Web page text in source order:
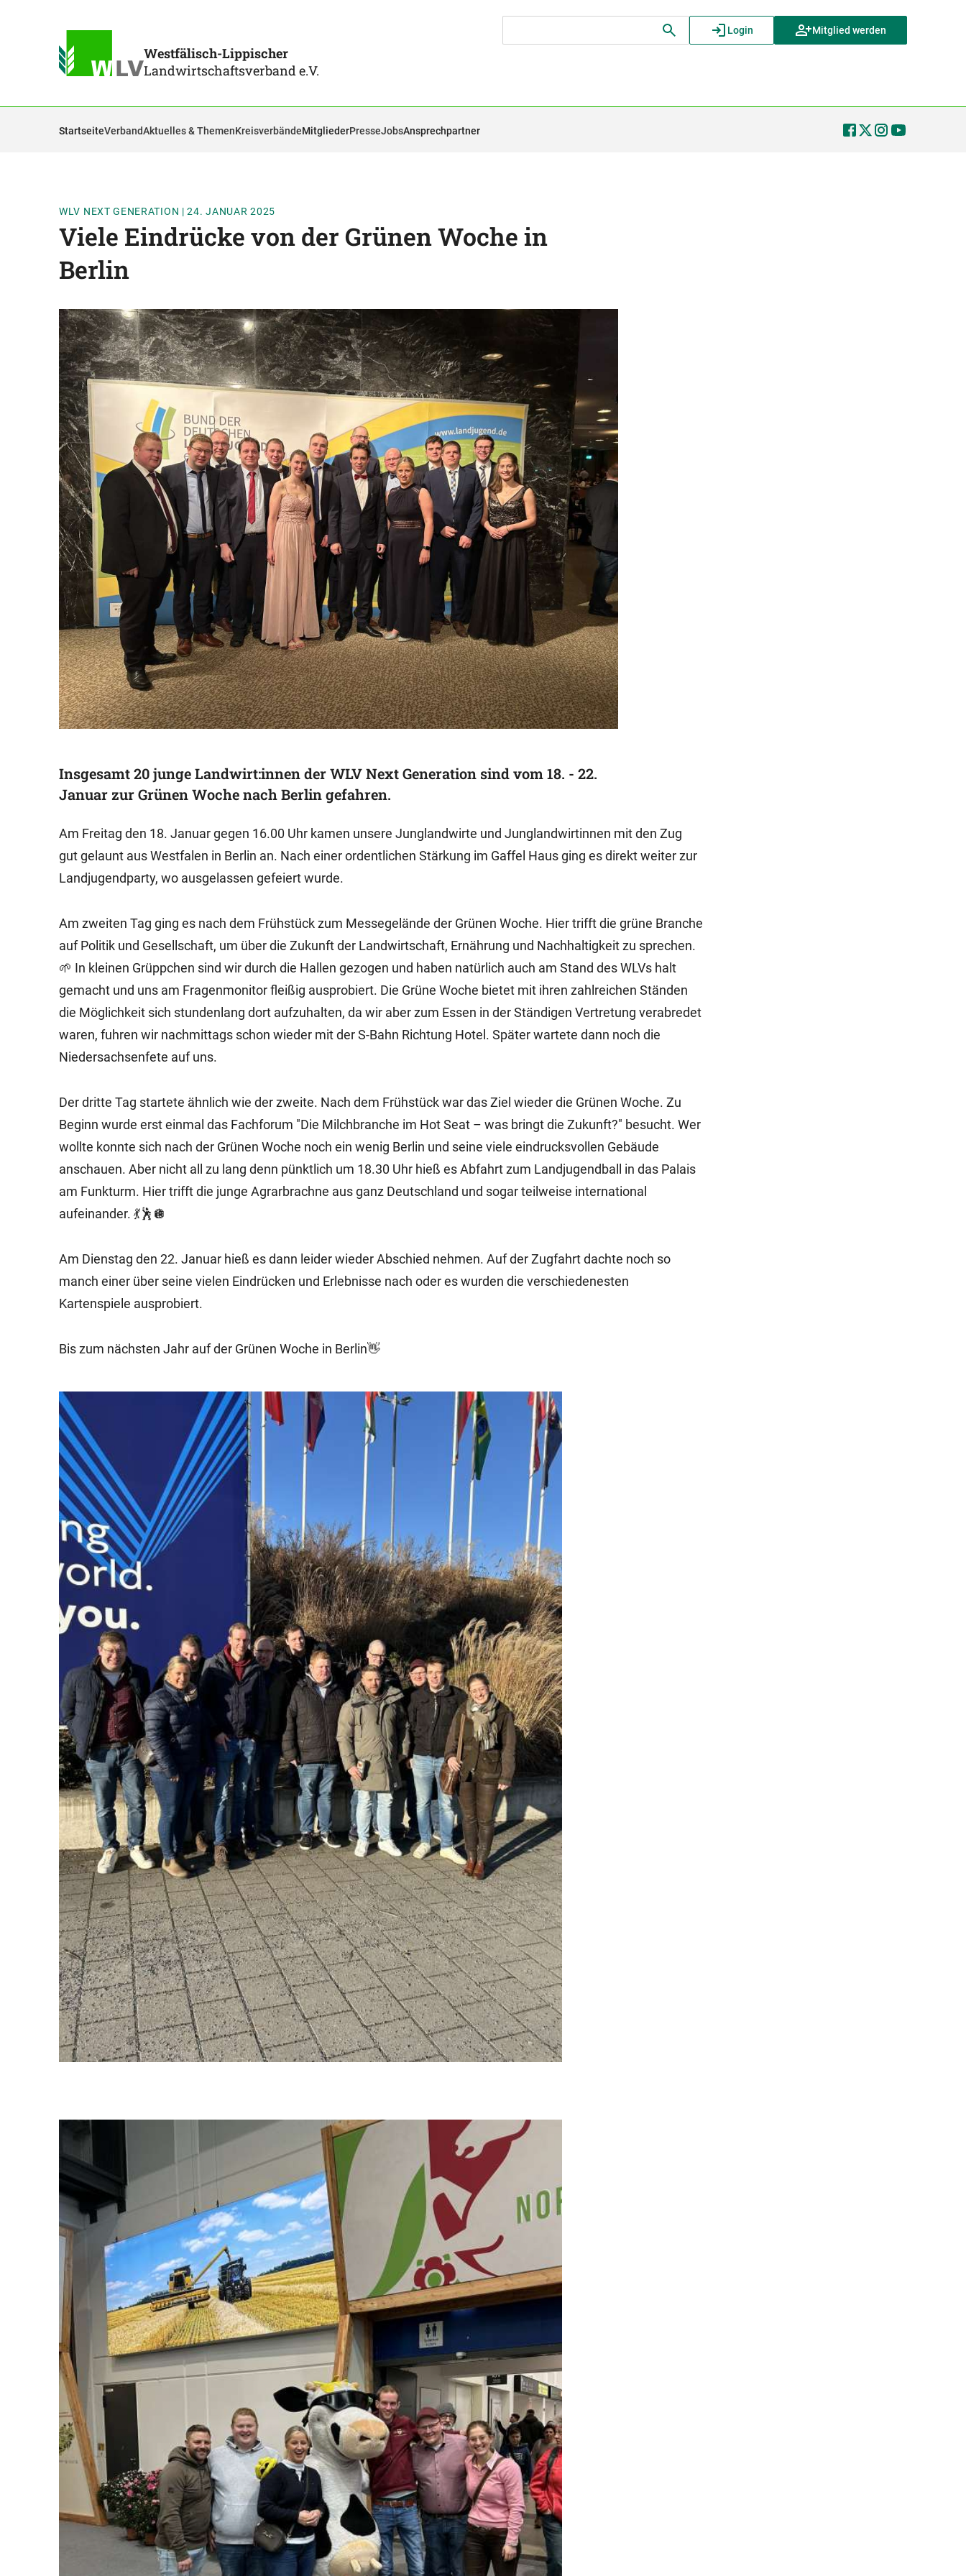
Westfälisch-Lippischer
Landwirtschaftsverband e.V.
Login Mitglied werden
StartseiteVerbandAktuelles & ThemenKreisverbändeMitgliederPresseJobsAnsprechpartner
WLV NEXT GENERATION |24. JANUAR 2025
Viele Eindrücke von der Grünen Woche in
Berlin
Insgesamt 20 junge Landwirt:innen der WLV Next Generation sind vom 18. - 22.
Januar zur Grünen Woche nach Berlin gefahren.
Am Freitag den 18. Januar gegen 16.00 Uhr kamen unsere Junglandwirte und Junglandwirtinnen mit den Zug
gut gelaunt aus Westfalen in Berlin an. Nach einer ordentlichen Stärkung im Gaffel Haus ging es direkt weiter zur
Landjugendparty, wo ausgelassen gefeiert wurde.
Am zweiten Tag ging es nach dem Frühstück zum Messegelände der Grünen Woche. Hier trifft die grüne Branche
auf Politik und Gesellschaft, um über die Zukunft der Landwirtschaft, Ernährung und Nachhaltigkeit zu sprechen.
🌱 In kleinen Grüppchen sind wir durch die Hallen gezogen und haben natürlich auch am Stand des WLVs halt
gemacht und uns am Fragenmonitor fleißig ausprobiert. Die Grüne Woche bietet mit ihren zahlreichen Ständen
die Möglichkeit sich stundenlang dort aufzuhalten, da wir aber zum Essen in der Ständigen Vertretung verabredet
waren, fuhren wir nachmittags schon wieder mit der S-Bahn Richtung Hotel. Später wartete dann noch die
Niedersachsenfete auf uns.
Der dritte Tag startete ähnlich wie der zweite. Nach dem Frühstück war das Ziel wieder die Grünen Woche. Zu
Beginn wurde erst einmal das Fachforum "Die Milchbranche im Hot Seat – was bringt die Zukunft?" besucht. Wer
wollte konnte sich nach der Grünen Woche noch ein wenig Berlin und seine viele eindrucksvollen Gebäude
anschauen. Aber nicht all zu lang denn pünktlich um 18.30 Uhr hieß es Abfahrt zum Landjugendball in das Palais
am Funkturm. Hier trifft die junge Agrarbrachne aus ganz Deutschland und sogar teilweise international
aufeinander. 💃🕺🪩
Am Dienstag den 22. Januar hieß es dann leider wieder Abschied nehmen. Auf der Zugfahrt dachte noch so
manch einer über seine vielen Eindrücken und Erlebnisse nach oder es wurden die verschiedenesten
Kartenspiele ausprobiert.
Bis zum nächsten Jahr auf der Grünen Woche in Berlin👋